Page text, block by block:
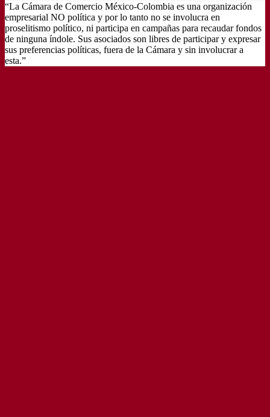
“La Cámara de Comercio México-Colombia es una organización
empresarial NO política y por lo tanto no se involucra en
proselitismo político, ni participa en campañas para recaudar fondos
de ninguna índole. Sus asociados son libres de participar y expresar
sus preferencias políticas, fuera de la Cámara y sin involucrar a
esta.”